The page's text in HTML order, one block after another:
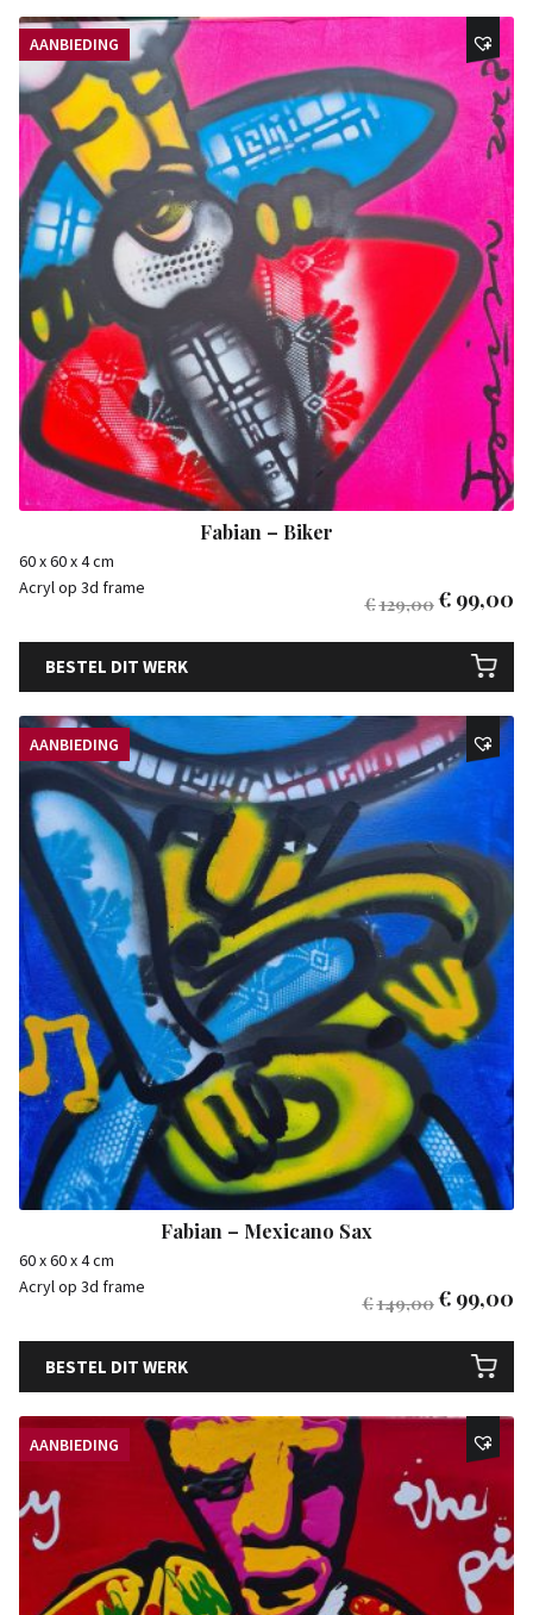
AANBIEDING
Fabian – Biker
60 x 60 x 4 cm
Acryl op 3d frame
€129,00€ 99,00
BESTEL DIT WERK
AANBIEDING
Fabian – Mexicano Sax
60 x 60 x 4 cm
Acryl op 3d frame
€149,00€ 99,00
BESTEL DIT WERK
AANBIEDING